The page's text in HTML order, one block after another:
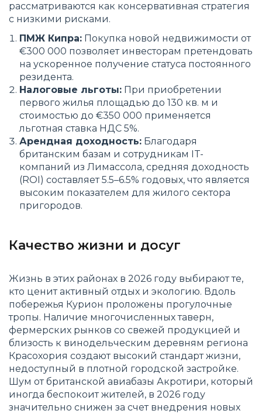
рассматриваются как консервативная стратегия
с низкими рисками.
ПМЖ Кипра: Покупка новой недвижимости от
€300 000 позволяет инвесторам претендовать
на ускоренное получение статуса постоянного
резидента.
Налоговые льготы: При приобретении
первого жилья площадью до 130 кв. м и
стоимостью до €350 000 применяется
льготная ставка НДС 5%.
Арендная доходность: Благодаря
британским базам и сотрудникам IT-
компаний из Лимассола, средняя доходность
(ROI) составляет 5.5–6.5% годовых, что является
высоким показателем для жилого сектора
пригородов.
Качество жизни и досуг
Жизнь в этих районах в 2026 году выбирают те,
кто ценит активный отдых и экологию. Вдоль
побережья Курион проложены прогулочные
тропы. Наличие многочисленных таверн,
фермерских рынков со свежей продукцией и
близость к винодельческим деревням региона
Красохория создают высокий стандарт жизни,
недоступный в плотной городской застройке.
Шум от британской авиабазы Акротири, который
иногда беспокоит жителей, в 2026 году
значительно снижен за счет внедрения новых